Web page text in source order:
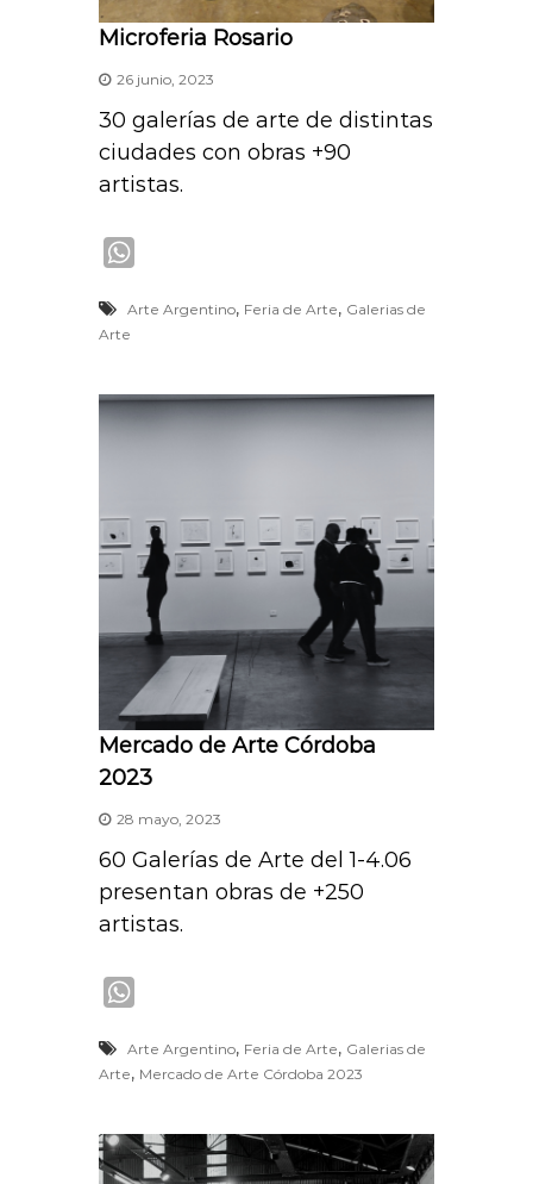
Microferia Rosario
26 junio, 2023
30 galerías de arte de distintas
ciudades con obras +90
artistas.
a
A
Arte Argentino, Feria de Arte, Galerias de
Arte
Mercado de Arte Córdoba
2023
28 mayo, 2023
60 Galerías de Arte del 1-4.06
presentan obras de +250
artistas.
a
t
A
p
Arte Argentino, Feria de Arte, Galerias de
Arte, Mercado de Arte Córdoba 2023